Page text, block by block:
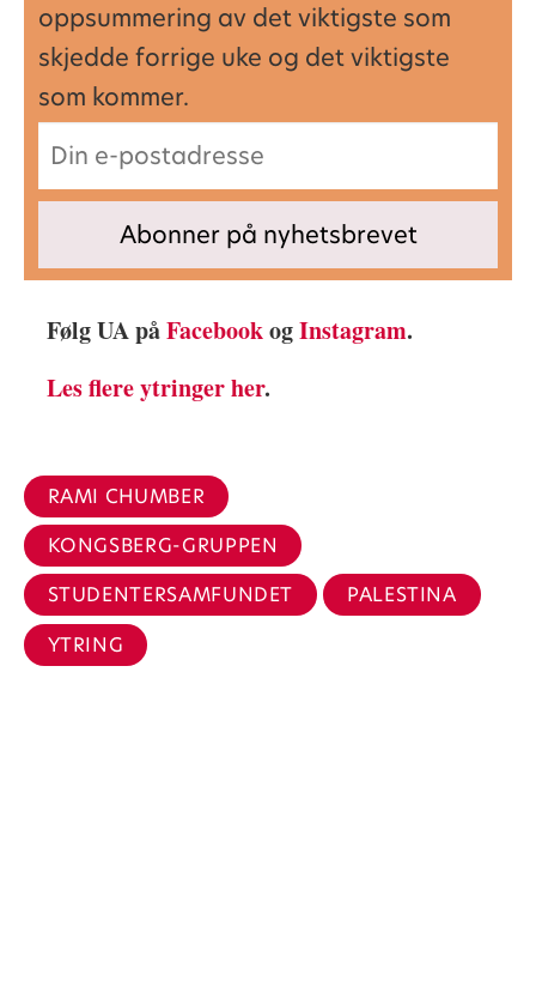
oppsummering av det viktigste som
skjedde forrige uke og det viktigste
som kommer.
Følg UA påFacebookogInstagram.
Les flere ytringer her.
RAMI CHUMBER
KONGSBERG-GRUPPEN
STUDENTERSAMFUNDET
PALESTINA
YTRING